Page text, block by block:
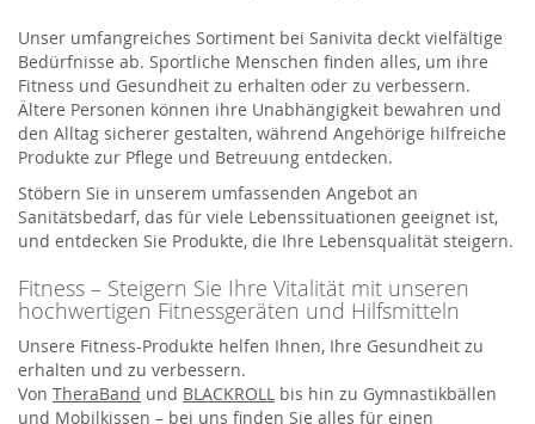
Unser umfangreiches Sortiment bei Sanivita deckt vielfältige
Bedürfnisse ab. Sportliche Menschen finden alles, um ihre
Fitness und Gesundheit zu erhalten oder zu verbessern.
Ältere Personen können ihre Unabhängigkeit bewahren und
den Alltag sicherer gestalten, während Angehörige hilfreiche
Produkte zur Pflege und Betreuung entdecken.
Stöbern Sie in unserem umfassenden Angebot an
Sanitätsbedarf, das für viele Lebenssituationen geeignet ist,
und entdecken Sie Produkte, die Ihre Lebensqualität steigern.
Fitness – Steigern Sie Ihre Vitalität mit unseren
hochwertigen Fitnessgeräten und Hilfsmitteln
Unsere Fitness-Produkte helfen Ihnen, Ihre Gesundheit zu
erhalten und zu verbessern.
Von TheraBand und BLACKROLL bis hin zu Gymnastikbällen
und Mobilkissen – bei uns finden Sie alles für einen